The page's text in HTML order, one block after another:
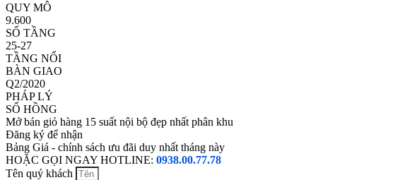
QUY MÔ
9.600
SỐ TẦNG
25-27
TẦNG NỔI
BÀN GIAO
Q2/2020
PHÁP LÝ
SỔ HỒNG
Mở bán giỏ hàng 15 suất nội bộ đẹp nhất phân khu
Đăng ký để nhận
Bảng Giá - chính sách ưu đãi duy nhất tháng này
HOẶC GỌI NGAY HOTLINE: 0938.00.77.78
Tên quý khách